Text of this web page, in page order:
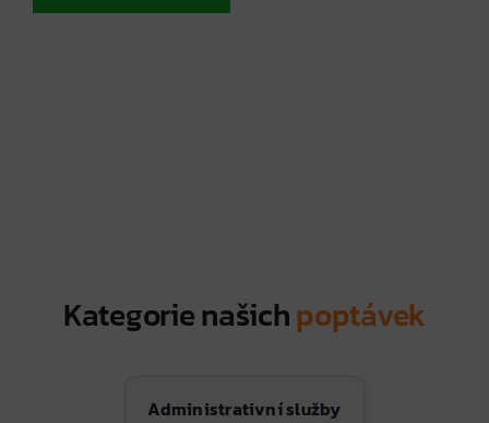
Kategorie našichpoptávek
Administrativní služby